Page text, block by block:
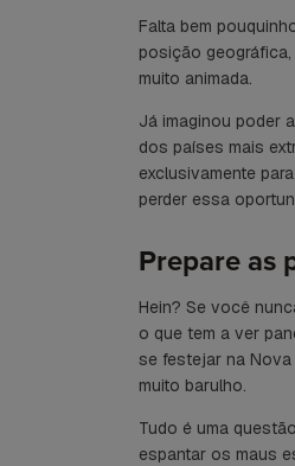
Falta bem
posição
muito animada.
Já imaginou poder
dos países mais
exclusivamente
perder essa
Prepare as
Hein? Se você
o que tem a ver
se festejar na Nova
muito barulho.
Tudo é uma
espantar os maus